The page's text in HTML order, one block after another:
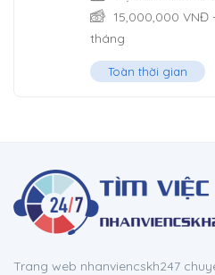
15,000,000 VNĐ
tháng
Toàn thời gian
Trang web nhanviencskh247